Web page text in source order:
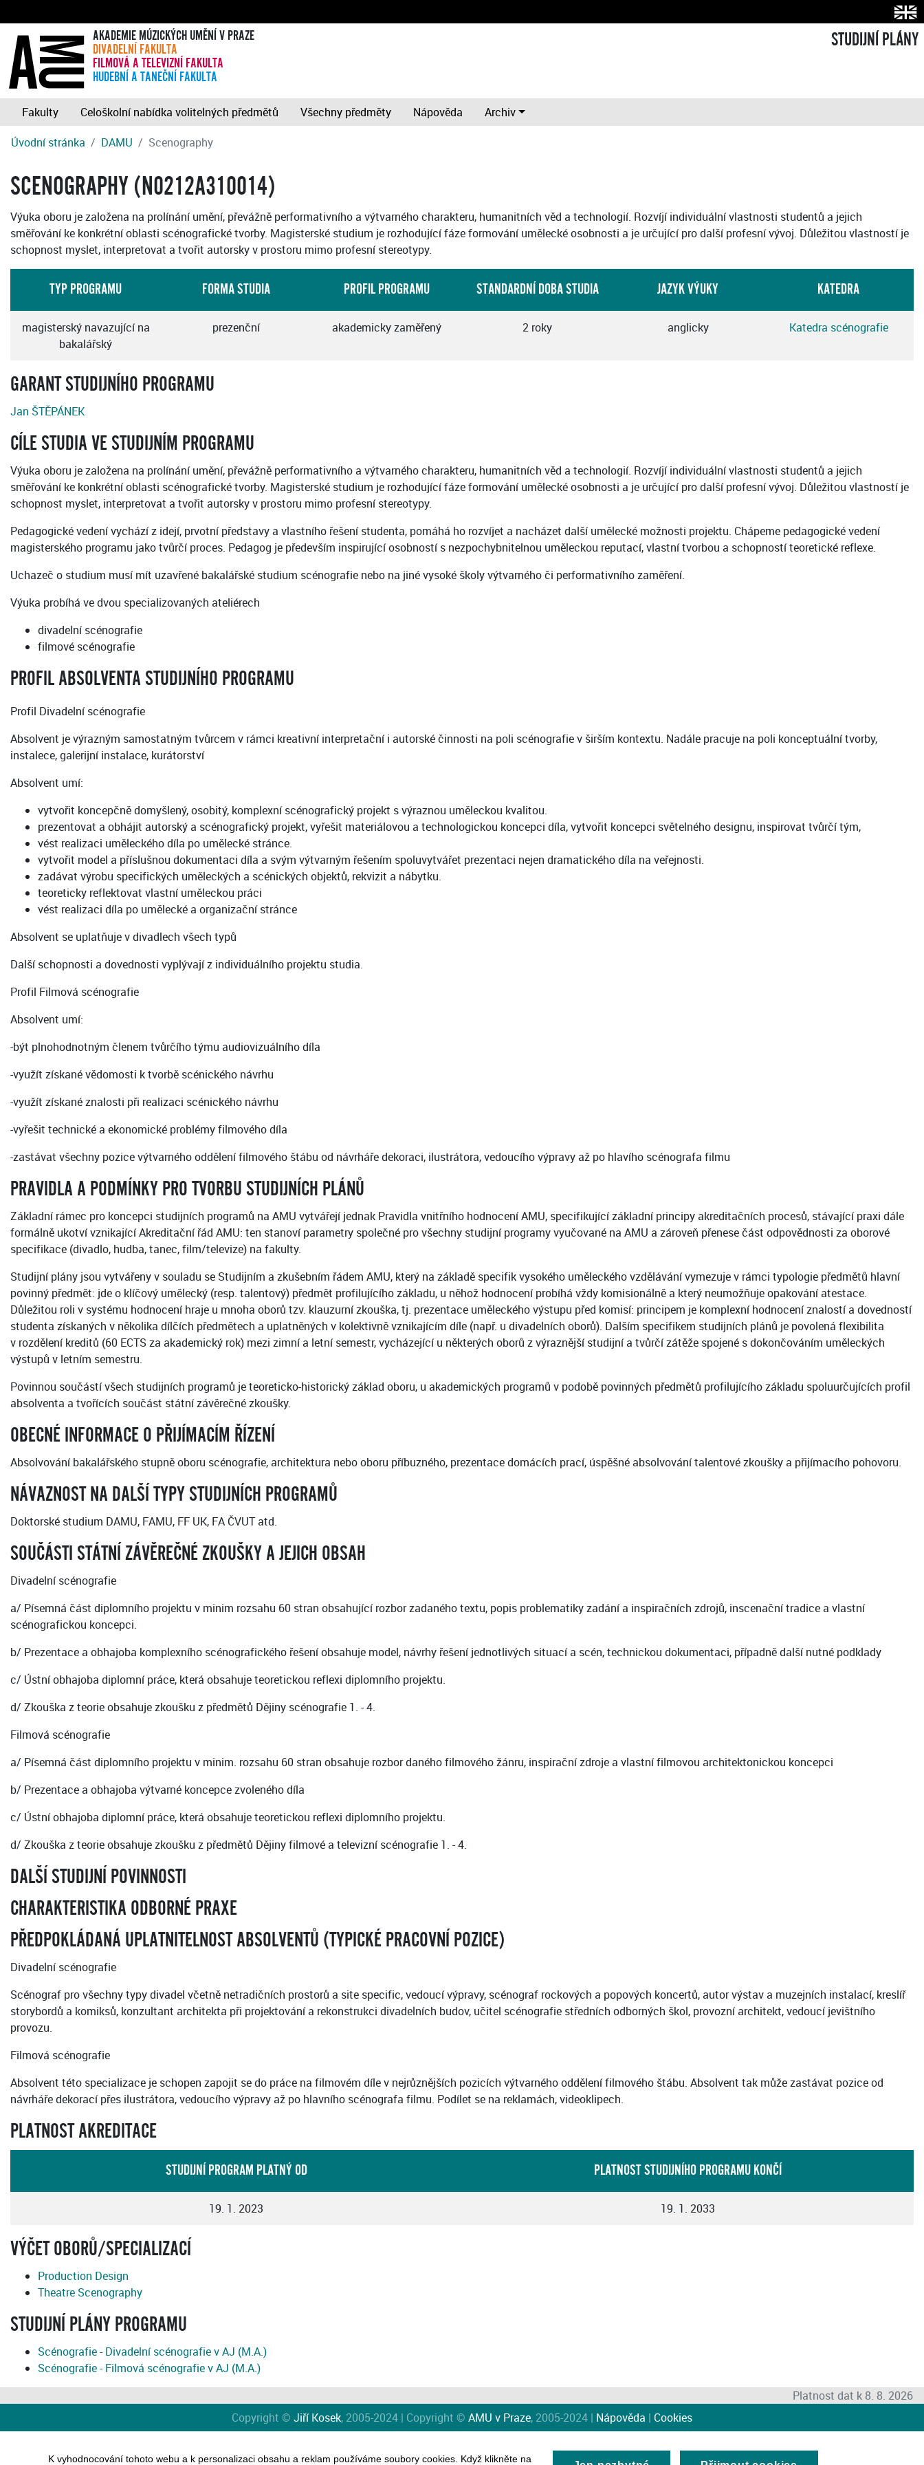
AKADEMIE MÚZICKÝCH UMĚNÍ V PRAZE
DIVADELNÍ FAKULTA
FILMOVÁ A TELEVIZNÍ FAKULTA
HUDEBNÍ A TANEČNÍ FAKULTA
STUDIJNÍ PLÁNY
Fakulty Celoškolní nabídka volitelných předmětů Všechny předměty Nápověda
Archiv
Úvodní stránka
DAMU Scenography
SCENOGRAPHY (N0212A310014)
Výuka oboru je založena na prolínání umění, převážně performativního a výtvarného charakteru, humanitních věd a technologií. Rozvíjí individuální vlastnosti studentů a jejich
směřování ke konkrétní oblasti scénografické tvorby. Magisterské studium je rozhodující fáze formování umělecké osobnosti a je určující pro další profesní vývoj. Důležitou vlastností je
schopnost myslet, interpretovat a tvořit autorsky v prostoru mimo profesní stereotypy.
TYP PROGRAMU FORMA STUDIA PROFIL PROGRAMU STANDARDNÍ DOBA STUDIA JAZYK VÝUKY KATEDRA
magisterský navazující na
bakalářský
prezenční akademicky zaměřený 2 roky anglicky Katedra scénografie
GARANT STUDIJNÍHO PROGRAMU
Jan ŠTĚPÁNEK
CÍLE STUDIA VE STUDIJNÍM PROGRAMU
Výuka oboru je založena na prolínání umění, převážně performativního a výtvarného charakteru, humanitních věd a technologií. Rozvíjí individuální vlastnosti studentů a jejich
směřování ke konkrétní oblasti scénografické tvorby. Magisterské studium je rozhodující fáze formování umělecké osobnosti a je určující pro další profesní vývoj. Důležitou vlastností je
schopnost myslet, interpretovat a tvořit autorsky v prostoru mimo profesní stereotypy.
Pedagogické vedení vychází z idejí, prvotní představy a vlastního řešení studenta, pomáhá ho rozvíjet a nacházet další umělecké možnosti projektu. Chápeme pedagogické vedení
magisterského programu jako tvůrčí proces. Pedagog je především inspirující osobností s nezpochybnitelnou uměleckou reputací, vlastní tvorbou a schopností teoretické reflexe.
Uchazeč o studium musí mít uzavřené bakalářské studium scénografie nebo na jiné vysoké školy výtvarného či performativního zaměření.
Výuka probíhá ve dvou specializovaných ateliérech
divadelní scénografie
filmové scénografie
PROFIL ABSOLVENTA STUDIJNÍHO PROGRAMU
Profil Divadelní scénografie
Absolvent je výrazným samostatným tvůrcem v rámci kreativní interpretační i autorské činnosti na poli scénografie v širším kontextu. Nadále pracuje na poli konceptuální tvorby,
instalece, galerijní instalace, kurátorství
Absolvent umí:
vytvořit koncepčně domyšlený, osobitý, komplexní scénografický projekt s výraznou uměleckou kvalitou.
prezentovat a obhájit autorský a scénografický projekt, vyřešit materiálovou a technologickou koncepci díla, vytvořit koncepci světelného designu, inspirovat tvůrčí tým,
vést realizaci uměleckého díla po umělecké stránce.
vytvořit model a příslušnou dokumentaci díla a svým výtvarným řešením spoluvytvářet prezentaci nejen dramatického díla na veřejnosti.
zadávat výrobu specifických uměleckých a scénických objektů, rekvizit a nábytku.
teoreticky reflektovat vlastní uměleckou práci
vést realizaci díla po umělecké a organizační stránce
Absolvent se uplatňuje v divadlech všech typů
Další schopnosti a dovednosti vyplývají z individuálního projektu studia.
Profil Filmová scénografie
Absolvent umí:
-být plnohodnotným členem tvůrčího týmu audiovizuálního díla
-využít získané vědomosti k tvorbě scénického návrhu
-využít získané znalosti při realizaci scénického návrhu
-vyřešit technické a ekonomické problémy filmového díla
-zastávat všechny pozice výtvarného oddělení filmového štábu od návrháře dekoraci, ilustrátora, vedoucího výpravy až po hlavího scénografa filmu
PRAVIDLA A PODMÍNKY PRO TVORBU STUDIJNÍCH PLÁNŮ
Základní rámec pro koncepci studijních programů na AMU vytvářejí jednak Pravidla vnitřního hodnocení AMU, specifikující základní principy akreditačních procesů, stávající praxi dále
formálně ukotví vznikající Akreditační řád AMU: ten stanoví parametry společné pro všechny studijní programy vyučované na AMU a zároveň přenese část odpovědnosti za oborové
specifikace (divadlo, hudba, tanec, film/televize) na fakulty.
Studijní plány jsou vytvářeny v souladu se Studijním a zkušebním řádem AMU, který na základě specifik vysokého uměleckého vzdělávání vymezuje v rámci typologie předmětů hlavní
povinný předmět: jde o klíčový umělecký (resp. talentový) předmět profilujícího základu, u něhož hodnocení probíhá vždy komisionálně a který neumožňuje opakování atestace.
Důležitou roli v systému hodnocení hraje u mnoha oborů tzv. klauzurní zkouška, tj. prezentace uměleckého výstupu před komisí: principem je komplexní hodnocení znalostí a dovedností
studenta získaných v několika dílčích předmětech a uplatněných v kolektivně vznikajícím díle (např. u divadelních oborů). Dalším specifikem studijních plánů je povolená flexibilita
v rozdělení kreditů (60 ECTS za akademický rok) mezi zimní a letní semestr, vycházející u některých oborů z výraznější studijní a tvůrčí zátěže spojené s dokončováním uměleckých
výstupů v letním semestru.
Povinnou součástí všech studijních programů je teoreticko-historický základ oboru, u akademických programů v podobě povinných předmětů profilujícího základu spoluurčujících profil
absolventa a tvořících součást státní závěrečné zkoušky.
OBECNÉ INFORMACE O PŘIJÍMACÍM ŘÍZENÍ
Absolvování bakalářského stupně oboru scénografie, architektura nebo oboru příbuzného, prezentace domácích prací, úspěšné absolvování talentové zkoušky a přijímacího pohovoru.
NÁVAZNOST NA DALŠÍ TYPY STUDIJNÍCH PROGRAMŮ
Doktorské studium DAMU, FAMU, FF UK, FA ČVUT atd.
SOUČÁSTI STÁTNÍ ZÁVĚREČNÉ ZKOUŠKY A JEJICH OBSAH
Divadelní scénografie
a/ Písemná část diplomního projektu v minim rozsahu 60 stran obsahující rozbor zadaného textu, popis problematiky zadání a inspiračních zdrojů, inscenační tradice a vlastní
scénografickou koncepci.
b/ Prezentace a obhajoba komplexního scénografického řešení obsahuje model, návrhy řešení jednotlivých situací a scén, technickou dokumentaci, případně další nutné podklady
c/ Ústní obhajoba diplomní práce, která obsahuje teoretickou reflexi diplomního projektu.
d/ Zkouška z teorie obsahuje zkoušku z předmětů Dějiny scénografie 1. - 4.
Filmová scénografie
a/ Písemná část diplomního projektu v minim. rozsahu 60 stran obsahuje rozbor daného filmového žánru, inspirační zdroje a vlastní filmovou architektonickou koncepci
b/ Prezentace a obhajoba výtvarné koncepce zvoleného díla
c/ Ústní obhajoba diplomní práce, která obsahuje teoretickou reflexi diplomního projektu.
d/ Zkouška z teorie obsahuje zkoušku z předmětů Dějiny filmové a televizní scénografie 1. - 4.
DALŠÍ STUDIJNÍ POVINNOSTI
CHARAKTERISTIKA ODBORNÉ PRAXE
PŘEDPOKLÁDANÁ UPLATNITELNOST ABSOLVENTŮ (TYPICKÉ PRACOVNÍ POZICE)
Divadelní scénografie
Scénograf pro všechny typy divadel včetně netradičních prostorů a site specific, vedoucí výpravy, scénograf rockových a popových koncertů, autor výstav a muzejních instalací, kreslíř
storybordů a komiksů, konzultant architekta při projektování a rekonstrukci divadelních budov, učitel scénografie středních odborných škol, provozní architekt, vedoucí jevištního
provozu.
Filmová scénografie
Absolvent této specializace je schopen zapojit se do práce na filmovém díle v nejrůznějších pozicích výtvarného oddělení filmového štábu. Absolvent tak může zastávat pozice od
návrháře dekorací přes ilustrátora, vedoucího výpravy až po hlavního scénografa filmu. Podílet se na reklamách, videoklipech.
PLATNOST AKREDITACE
STUDIJNÍ PROGRAM PLATNÝ OD PLATNOST STUDIJNÍHO PROGRAMU KONČÍ
19. 1. 2023 19. 1. 2033
VÝČET OBORŮ/SPECIALIZACÍ
Production Design
Theatre Scenography
STUDIJNÍ PLÁNY PROGRAMU
Scénografie - Divadelní scénografie v AJ (M.A.)
Scénografie - Filmová scénografie v AJ (M.A.)
Platnost dat k 8. 8. 2026
Copyright © Jiří Kosek, 2005-2024 | Copyright © AMU v Praze, 2005-2024 | Nápověda | Cookies
K vyhodnocování tohoto webu a k personalizaci obsahu a reklam používáme soubory cookies. Když klikněte na